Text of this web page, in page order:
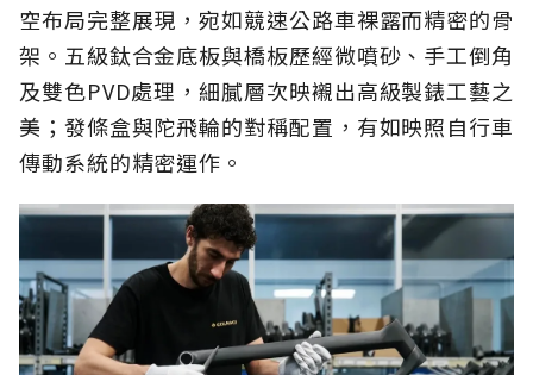
空布局完整展現，宛如競速公路車裸露而精密的骨
架。五級鈦合金底板與橋板歷經微噴砂、手工倒角
及雙色PVD處理，細膩層次映襯出高級製錶工藝之
美；發條盒與陀飛輪的對稱配置，有如映照自行車
傳動系統的精密運作。